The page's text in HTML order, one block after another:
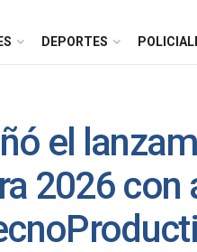
DEPORTES
el
2026 con